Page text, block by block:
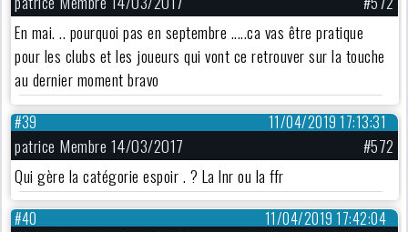
En mai. .. pourquoi pas en septembre .....ca vas être pratique
pour les clubs et les joueurs qui vont ce retrouver sur la touche
au dernier moment bravo
11/04/2019 17:13:31
#39
patrice Membre 14/03/2017
#572
Qui gère la catégorie espoir . ? La lnr ou la ffr
11/04/2019 17:42:04
#40